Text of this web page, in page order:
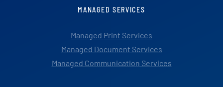
MANAGED SERVICES
Managed Print Services
Managed Document Services
Managed Communication Services